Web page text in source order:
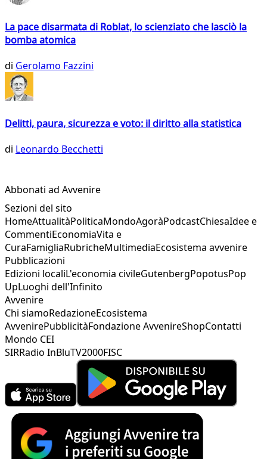
La pace disarmata di Roblat, lo scienziato che lasciò la
bomba atomica
di Gerolamo Fazzini
Delitti, paura, sicurezza e voto: il diritto alla statistica
di Leonardo Becchetti
Abbonati ad Avvenire
Sezioni del sito
HomeAttualitàPoliticaMondoAgoràPodcastChiesaIdee e
CommentiEconomiaVita e
CuraFamigliaRubricheMultimediaEcosistema avvenire
Pubblicazioni
Edizioni localiL'economia civileGutenbergPopotusPop
UpLuoghi dell'Infinito
Avvenire
Chi siamoRedazioneEcosistema
AvvenirePubblicitàFondazione AvvenireShopContatti
Mondo CEI
SIRRadio InBluTV2000FISC